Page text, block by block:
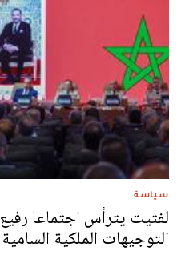
سياسة
لفتيت يترأس اجتماعا
التوجيهات الملكية